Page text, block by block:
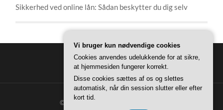
Sikkerhed ved online lån: Sådan beskytter du dig selv
© 2026
Vi bruger kun nødvendige cookies
Cookies anvendes udelukkende for at sikre,
at hjemmesiden fungerer korrekt.
Disse cookies sættes af os og slettes
automatisk, når din session slutter eller efter
kort tid.